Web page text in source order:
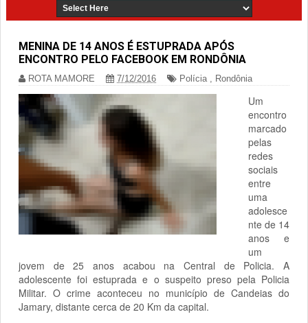
MENINA DE 14 ANOS É ESTUPRADA APÓS
ENCONTRO PELO FACEBOOK EM RONDÔNIA
ROTA MAMORE 7/12/2016 Polícia, Rondônia
Um
encontro
marcado
pelas
redes
sociais
entre
uma
adolesce
nte de 14
anos e
um
jovem de 25 anos acabou na Central de Policia. A
adolescente foi estuprada e o suspeito preso pela Policia
Militar. O crime aconteceu no município de Candeias do
Jamary, distante cerca de 20 Km da capital.